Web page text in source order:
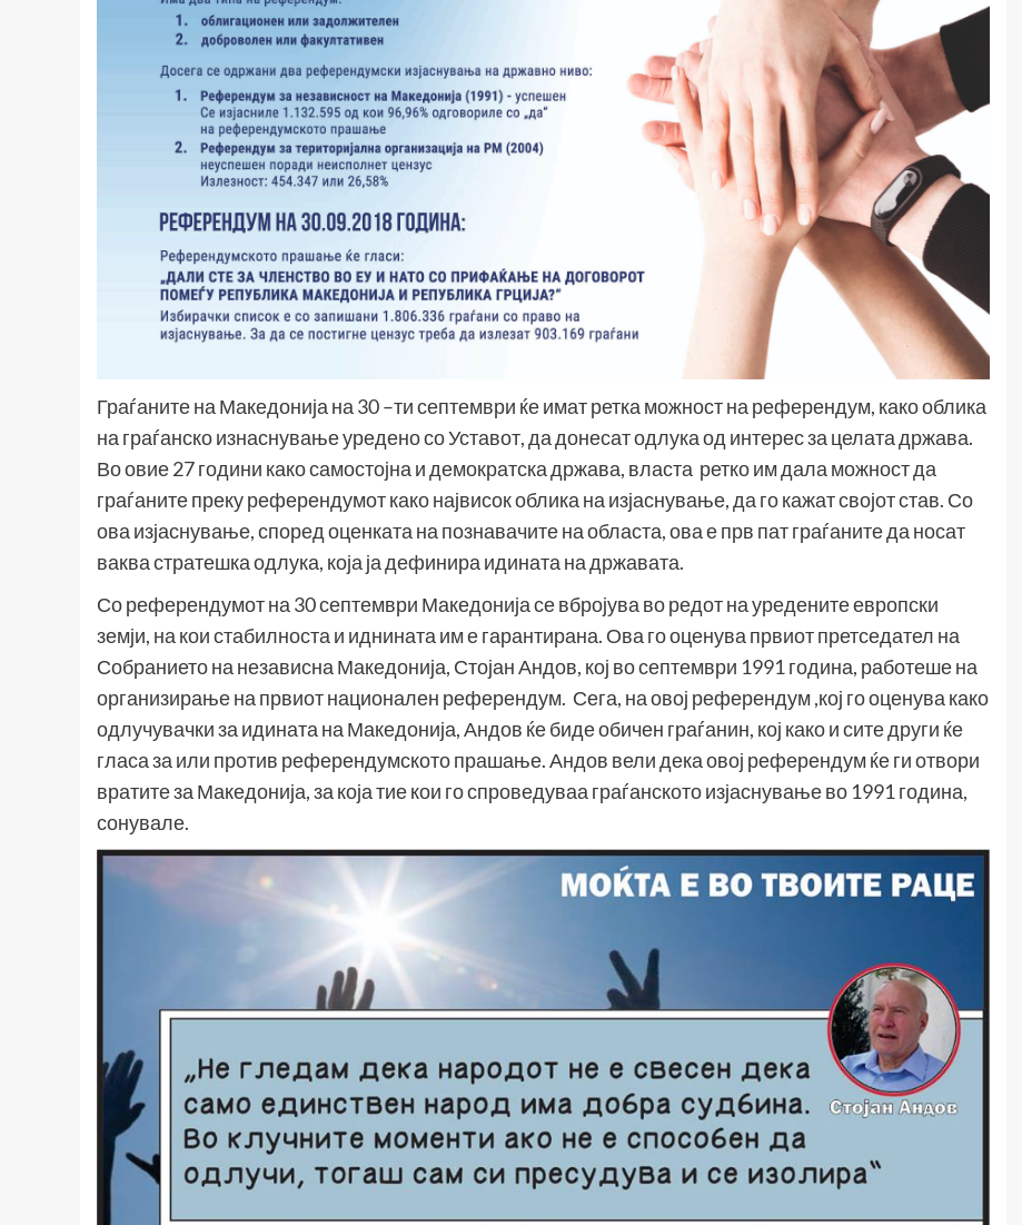
Граѓаните на Македонија на 30 –ти септември ќе имат ретка можност на референдум, како облика
на граѓанско изнаснување уредено со Уставот, да донесат одлука од интерес за целата држава.
Во овие 27 години како самостојна и демократска држава, власта ретко им дала можност да
граѓаните преку референдумот како највисок облика на изјаснување, да го кажат својот став. Со
ова изјаснување, според оценката на познавачите на областа, ова е прв пат граѓаните да носат
ваква стратешка одлука, која ја дефинира идината на државата.
Со референдумот на 30 септември Македонија се вбројува во редот на уредените европски
земји, на кои стабилноста и иднината им е гарантирана. Ова го оценува првиот претседател на
Собранието на независна Македонија, Стојан Андов, кој во септември 1991 година, работеше на
организирање на првиот национален референдум. Сега, на овој референдум ,кој го оценува како
одлучувачки за идината на Македонија, Андов ќе биде обичен граѓанин, кој како и сите други ќе
гласа за или против референдумското прашање. Андов вели дека овој референдум ќе ги отвори
вратите за Македонија, за која тие кои го спроведуваа граѓанското изјаснување во 1991 година,
сонувале.